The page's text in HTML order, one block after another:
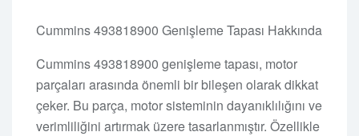
Cummins 493818900 Genişleme Tapası Hakkında
Cummins 493818900 genişleme tapası, motor
parçaları arasında önemli bir bileşen olarak dikkat
çeker. Bu parça, motor sisteminin dayanıklılığını ve
verimliliğini artırmak üzere tasarlanmıştır. Özellikle